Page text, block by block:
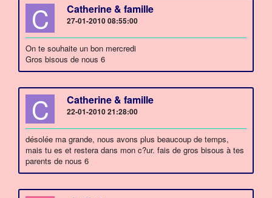
C Catherine & famille
27-01-2010 08:55:00
On te souhaite un bon mercredi
Gros bisous de nous 6
C Catherine & famille
22-01-2010 21:28:00
désolée ma grande, nous avons plus beaucoup de temps,
mais tu es et restera dans mon c?ur. fais de gros bisous à tes
parents de nous 6